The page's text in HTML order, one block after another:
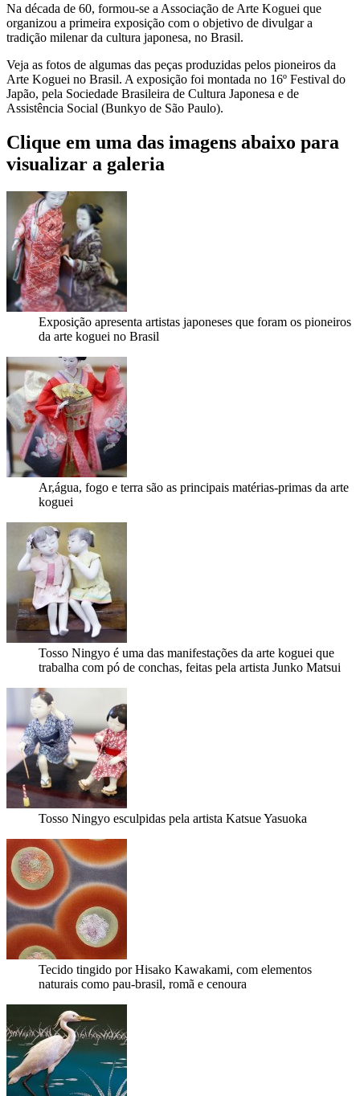
Na década de 60, formou-se a Associação de Arte Koguei que
organizou a primeira exposição com o objetivo de divulgar a
tradição milenar da cultura japonesa, no Brasil.
Veja as fotos de algumas das peças produzidas pelos pioneiros da
Arte Koguei no Brasil. A exposição foi montada no 16º Festival do
Japão, pela Sociedade Brasileira de Cultura Japonesa e de
Assistência Social (Bunkyo de São Paulo).
Clique em uma das imagens abaixo para
visualizar a galeria
Exposição apresenta artistas japoneses que foram os pioneiros
da arte koguei no Brasil
Ar,água, fogo e terra são as principais matérias-primas da arte
koguei
Tosso Ningyo é uma das manifestações da arte koguei que
trabalha com pó de conchas, feitas pela artista Junko Matsui
Tosso Ningyo esculpidas pela artista Katsue Yasuoka
Tecido tingido por Hisako Kawakami, com elementos
naturais como pau-brasil, romã e cenoura